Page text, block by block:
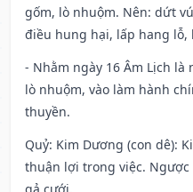
gốm, lò nhuộm. Nên: dứt
điều hung hại, lấp hang lỗ,
- Nhằm ngày 16 Âm Lịch là
lò nhuộm, vào làm hành
thuyền.
Quỷ: Kim Dương (con dê):
thuận lợi trong việc. Ngược